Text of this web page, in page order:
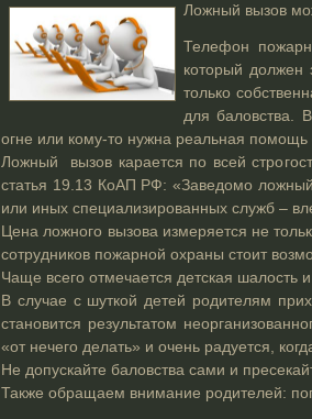
Ложный вызов
Телефон
который должен
только
для баловства.
огне или кому-то нужна реальная помощь
Ложный вызов карается по всей
статья 19.13 КоАП РФ: «Заведомо
или иных специализированных служб –
Цена ложного вызова измеряется не
сотрудников пожарной охраны стоит
Чаще всего отмечается детская шалость
В случае с шуткой детей родителям
становится результатом
«от нечего делать» и очень радуется,
Не допускайте баловства сами и
Также обращаем внимание родителей: